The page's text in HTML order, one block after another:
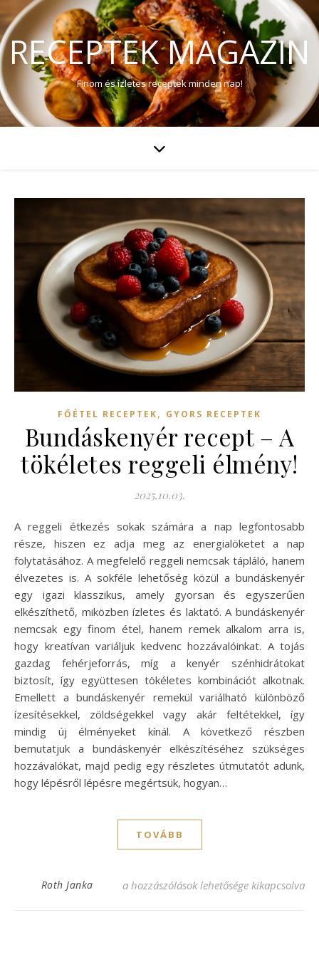
RECEPTEK MAGAZIN
Finom és ízletes receptek minden nap!
FŐÉTEL RECEPTEK, GYORS RECEPTEK
Bundáskenyér recept – A
tökéletes reggeli élmény!
2025.10.03.
A reggeli étkezés sokak számára a nap legfontosabb
része, hiszen ez adja meg az energialöketet a nap
folytatásához. A megfelelő reggeli nemcsak tápláló, hanem
élvezetes is. A sokféle lehetőség közül a bundáskenyér
egy igazi klasszikus, amely gyorsan és egyszerűen
elkészíthető, miközben ízletes és laktató. A bundáskenyér
nemcsak egy finom étel, hanem remek alkalom arra is,
hogy kreatívan variáljuk kedvenc hozzávalóinkat. A tojás
gazdag fehérjeforrás, míg a kenyér szénhidrátokat
biztosít, így együttesen tökéletes kombinációt alkotnak.
Emellett a bundáskenyér remekül variálható különböző
ízesítésekkel, zöldségekkel vagy akár feltétekkel, így
mindig új élményeket kínál. A következő részben
bemutatjuk a bundáskenyér elkészítéséhez szükséges
hozzávalókat, majd pedig egy részletes útmutatót adunk,
hogy lépésről lépésre megértsük, hogyan…
TOVÁBB
Roth Janka Bundáskenyér recept – A tökéletes reggeli
a hozzászólások lehetősége kikapcsolva